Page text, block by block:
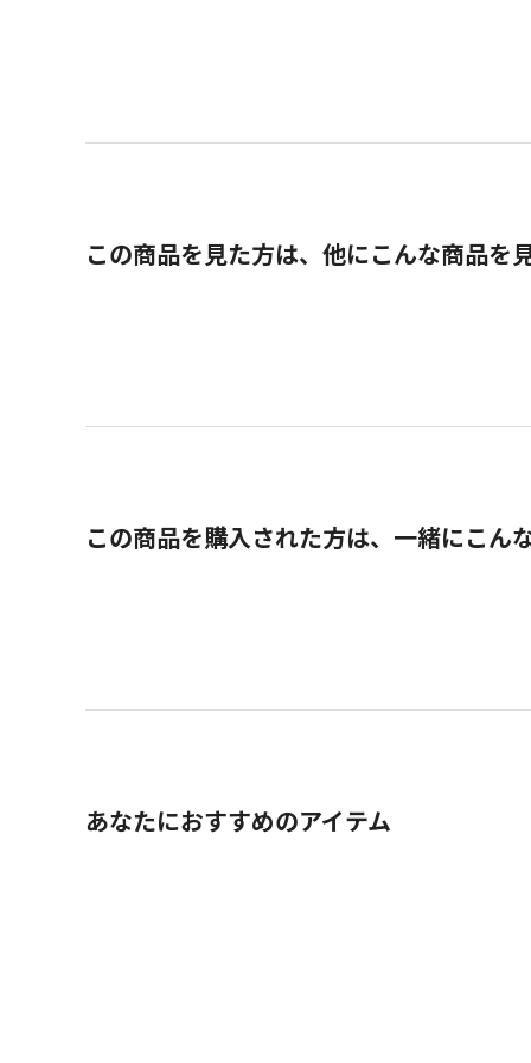
この商品を見た方は、他にこんな商品を
この商品を購入された方は、一緒にこん
あなたにおすすめのアイテム